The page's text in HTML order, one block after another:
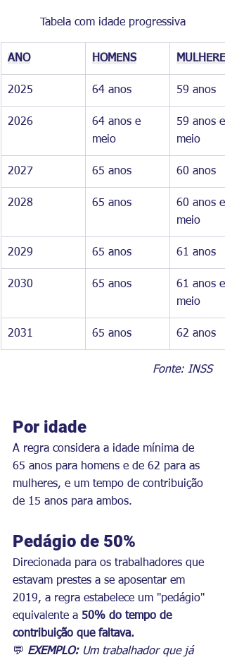
Tabela com idade progressiva
ANO HOMENS
2025 64 anos 59 anos
2026
64 anos e
meio
59 anos e
meio
2027 65 anos 60 anos
2028 65 anos
60 anos e
meio
2029 65 anos 61 anos
2030 65 anos
61 anos e
meio
2031 65 anos 62 anos
Fonte: INSS
Por idade
A regra considera a idade mínima de
65 anos para homens e de 62 para as
mulheres, e um tempo de contribuição
de 15 anos para ambos.
Pedágio de 50%
Direcionada para os trabalhadores que
estavam prestes a se aposentar em
2019, a regra estabelece um "pedágio"
equivalente a 50% do tempo de
contribuição que faltava.
💬 EXEMPLO: Um trabalhador que já